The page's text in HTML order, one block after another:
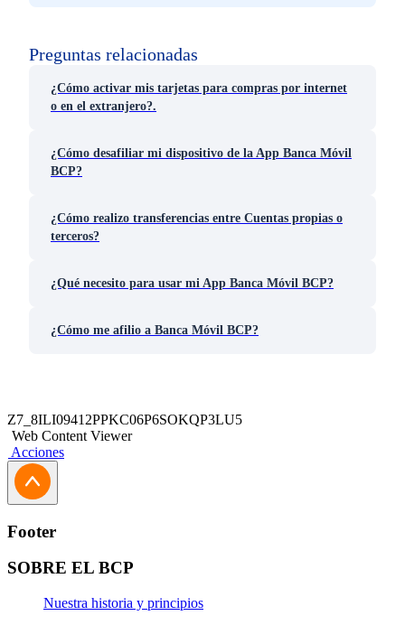
Preguntas relacionadas
¿Cómo activar mis tarjetas para compras por internet
o en el extranjero?.
¿Cómo desafiliar mi dispositivo de la App Banca Móvil
BCP?
¿Cómo realizo transferencias entre Cuentas propias o
terceros?
¿Qué necesito para usar mi App Banca Móvil BCP?
¿Cómo me afilio a Banca Móvil BCP?
Z7_8ILI09412PPKC06P6SOKQP3LU5
Web Content Viewer
Acciones
Footer
SOBRE EL BCP
Nuestra historia y principios